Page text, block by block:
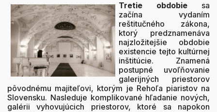
Tretie obdobie sa
začína vydaním
reštitučného zákona,
ktorý predznamenáva
najzložitejšie obdobie
existencie tejto kultúrnej
inštitúcie. Znamená
postupné uvoľňovanie
galerijných priestorov
pôvodnému majiteľovi, ktorým je Rehoľa piaristov na
Slovensku. Nasleduje komplikované hľadanie nových,
galérii vyhovujúcich priestorov, ktoré sa napokon